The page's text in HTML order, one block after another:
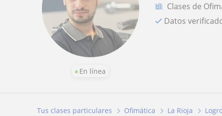
En línea
Clases de
Datos
Tus clases particulares Ofimática La Rioja